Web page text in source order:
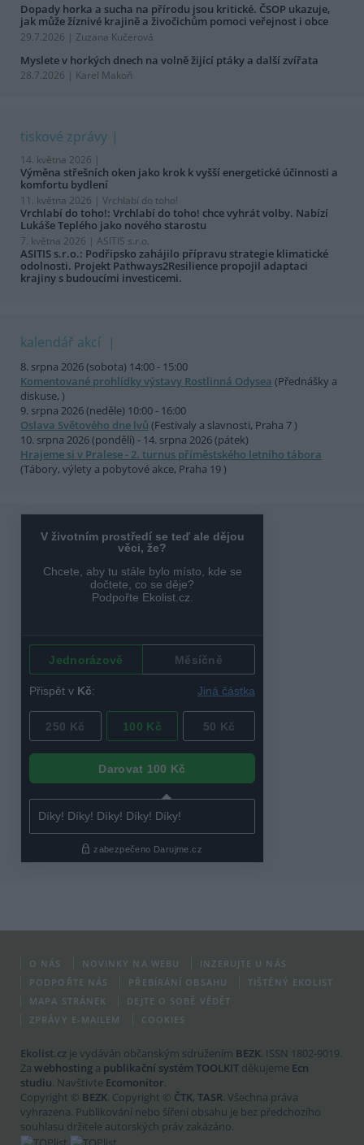
Dopady horka a sucha na přírodu jsou kritické. ČSOP ukazuje,
jak může žíznivé krajině a živočichům pomoci veřejnost i obce
29.7.2026 | Zuzana Kučerová
Myslete v horkých dnech na volně žijící ptáky a další zvířata
28.7.2026 | Karel Makoň
tiskové zprávy
14. května 2026 |
Výměna střešních oken jako krok k vyšší energetické účinnosti a
komfortu bydlení
11. května 2026 | Vrchlabí do toho!
Vrchlabí do toho!: Vrchlabí do toho! chce vyhrát volby. Nabízí
Lukáše Teplého jako nového starostu
7. května 2026 | ASITIS s.r.o.
ASITIS s.r.o.: Podřipsko zahájilo přípravu strategie klimatické
odolnosti. Projekt Pathways2Resilience propojil adaptaci
krajiny s budoucími investicemi.
kalendář akcí
8. srpna 2026 (sobota) 14:00 - 15:00
Komentované prohlídky výstavy Rostlinná Odysea (Přednášky a
diskuse, )
9. srpna 2026 (neděle) 10:00 - 16:00
Oslava Světového dne lvů (Festivaly a slavnosti, Praha 7 )
10. srpna 2026 (pondělí) - 14. srpna 2026 (pátek)
Hrajeme si v Pralese - 2. turnus příměstského letního tábora
(Tábory, výlety a pobytové akce, Praha 19 )
O NÁS NOVINKY NA WEBU
INZERUJTE U NÁS
PODPOŘTE NÁS
PŘEBÍRÁNÍ OBSAHU
TIŠTĚNÝ EKOLIST
MAPA STRÁNEK
DEJTE O SOBĚ VĚDĚT
ZPRÁVY E-MAILEM
COOKIES
Ekolist.cz je vydáván občanským sdružením BEZK. ISSN 1802-9019.
Za webhosting a publikační systém TOOLKIT děkujeme Ecn
studiu. Navštivte Ecomonitor.
Copyright © BEZK. Copyright © ČTK, TASR. Všechna práva
vyhrazena. Publikování nebo šíření obsahu je bez předchozího
souhlasu držitele autorských práv zakázáno.